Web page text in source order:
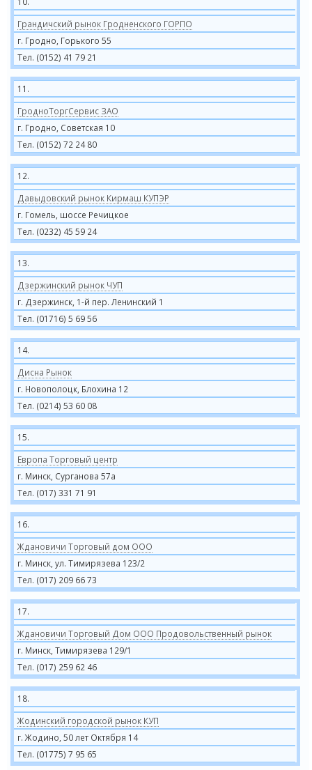
Грандичский рынок Гродненского ГОРПО
г. Гродно, Горького 55
Тел. (0152) 41 79 21
11.
ГродноТоргСервис ЗАО
г. Гродно, Советская 10
Тел. (0152) 72 24 80
12.
Давыдовский рынок Кирмаш КУПЭР
г. Гомель, шоссе Речицкое
Тел. (0232) 45 59 24
13.
Дзержинский рынок ЧУП
г. Дзержинск, 1-й пер. Ленинский 1
Тел. (01716) 5 69 56
14.
Дисна Рынок
г. Новополоцк, Блохина 12
Тел. (0214) 53 60 08
15.
Европа Торговый центр
г. Минск, Сурганова 57а
Тел. (017) 331 71 91
16.
Ждановичи Торговый дом ООО
г. Минск, ул. Тимирязева 123/2
Тел. (017) 209 66 73
17.
Ждановичи Торговый Дом ООО Продовольственный рынок
г. Минск, Тимирязева 129/1
Тел. (017) 259 62 46
18.
Жодинский городской рынок КУП
г. Жодино, 50 лет Октября 14
Тел. (01775) 7 95 65